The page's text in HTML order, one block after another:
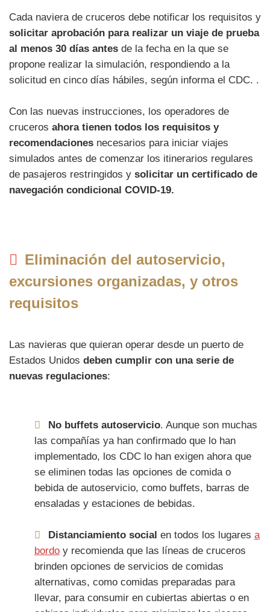
Cada naviera de cruceros debe notificar los requisitos y
solicitar aprobación para realizar un viaje de prueba
al menos 30 días antes de la fecha en la que se
propone realizar la simulación, respondiendo a la
solicitud en cinco días hábiles, según informa el CDC. .
Con las nuevas instrucciones, los operadores de
cruceros ahora tienen todos los requisitos y
recomendaciones necesarios para iniciar viajes
simulados antes de comenzar los itinerarios regulares
de pasajeros restringidos y solicitar un certificado de
navegación condicional COVID-19.
Eliminación del autoservicio,
excursiones organizadas, y otros
requisitos
Las navieras que quieran operar desde un puerto de
Estados Unidos deben cumplir con una serie de
nuevas regulaciones:
No buffets autoservicio. Aunque son muchas
las compañías ya han confirmado que lo han
implementado, los CDC lo han exigen ahora que
se eliminen todas las opciones de comida o
bebida de autoservicio, como buffets, barras de
ensaladas y estaciones de bebidas.
Distanciamiento social en todos los lugares a
bordoy recomienda que las líneas de cruceros
brinden opciones de servicios de comidas
alternativas, como comidas preparadas para
llevar, para consumir en cubiertas abiertas o en